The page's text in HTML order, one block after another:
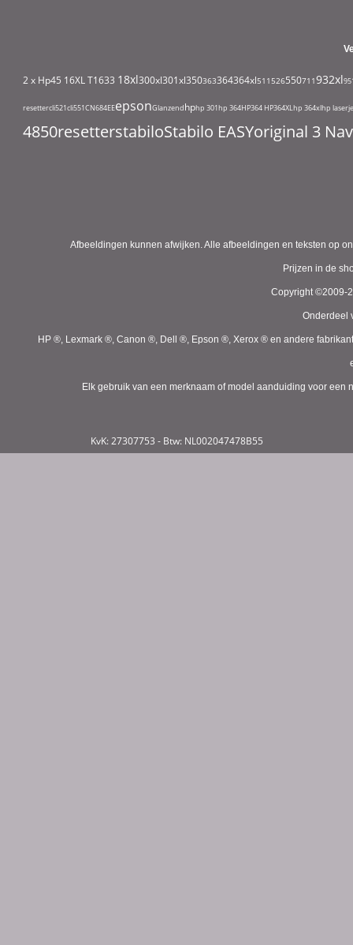
2 x Hp45 16XL T1633 18xl300xl301xl350363364364xl511 526550711932xl
resettercli521cli551CN684EEepsonGlanzendhphp 301hp 364HP364 HP364XLhp 364xlhp
4850resetterstabiloStabilo EASYoriginal 3
Afbeeldingen kunnen afwijken. Alle afbeeldingen en teksten op
Prijzen in de
Copyright ©2009-
Onderdeel
HP ®, Lexmark ®, Canon ®, Dell ®, Epson ®, Xerox ® en andere
Elk gebruik van een merknaam of model aanduiding voor
KvK: 27307753 - Btw: NL002047478B55